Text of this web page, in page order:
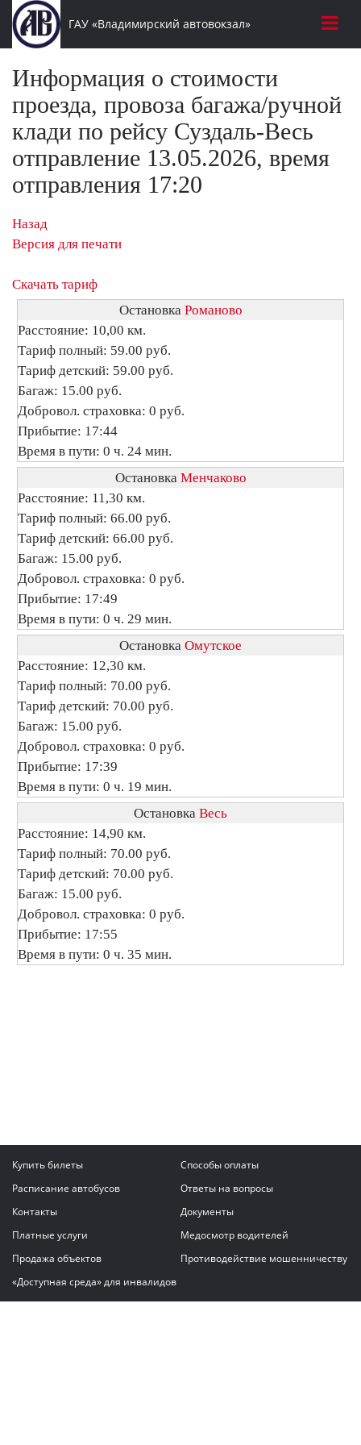
ГАУ «Владимирский автовокзал»
Информация о стоимости
проезда, провоза багажа/ручной
клади по рейсу Суздаль-Весь
отправление 13.05.2026, время
отправления 17:20
Назад
Версия для печати
Скачать тариф
Остановка Романово
Расстояние: 10,00 км.
Тариф полный: 59.00 руб.
Тариф детский: 59.00 руб.
Багаж: 15.00 руб.
Добровол. страховка: 0 руб.
Прибытие: 17:44
Время в пути: 0 ч. 24 мин.
Остановка Менчаково
Расстояние: 11,30 км.
Тариф полный: 66.00 руб.
Тариф детский: 66.00 руб.
Багаж: 15.00 руб.
Добровол. страховка: 0 руб.
Прибытие: 17:49
Время в пути: 0 ч. 29 мин.
Остановка Омутское
Расстояние: 12,30 км.
Тариф полный: 70.00 руб.
Тариф детский: 70.00 руб.
Багаж: 15.00 руб.
Добровол. страховка: 0 руб.
Прибытие: 17:39
Время в пути: 0 ч. 19 мин.
Остановка Весь
Расстояние: 14,90 км.
Тариф полный: 70.00 руб.
Тариф детский: 70.00 руб.
Багаж: 15.00 руб.
Добровол. страховка: 0 руб.
Прибытие: 17:55
Время в пути: 0 ч. 35 мин.
Купить билеты
Способы оплаты
Расписание автобусов
Ответы на вопросы
Контакты
Документы
Платные услуги
Медосмотр водителей
Продажа объектов
Противодействие мошенничеству
«Доступная среда» для инвалидов